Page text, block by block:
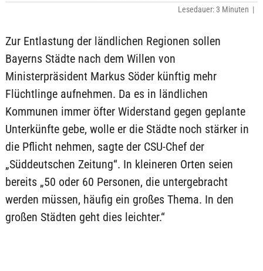
Lesedauer: 3 Minuten |
Zur Entlastung der ländlichen Regionen sollen
Bayerns Städte nach dem Willen von
Ministerpräsident Markus Söder künftig mehr
Flüchtlinge aufnehmen. Da es in ländlichen
Kommunen immer öfter Widerstand gegen geplante
Unterkünfte gebe, wolle er die Städte noch stärker in
die Pflicht nehmen, sagte der CSU-Chef der
„Süddeutschen Zeitung“. In kleineren Orten seien
bereits „50 oder 60 Personen, die untergebracht
werden müssen, häufig ein großes Thema. In den
großen Städten geht dies leichter.“